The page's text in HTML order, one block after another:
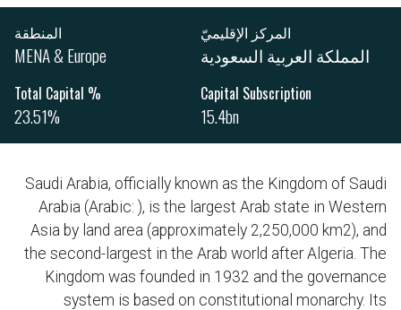
المركز الإقليميّ
المملكة العربية السعودية
المنطقة
MENA & Europe
Capital Subscription
15.4bn
% Total Capital
23.51%
Saudi Arabia, officially known as the Kingdom of Saudi
Arabia (Arabic: ), is the largest Arab state in Western
Asia by land area (approximately 2,250,000 km2), and
the second-largest in the Arab world after Algeria. The
Kingdom was founded in 1932 and the governance
system is based on constitutional monarchy. Its